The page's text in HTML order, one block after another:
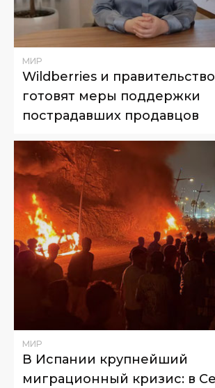
МИР
Wildberries и
готовят меры поддержки
пострадавших продавцов
МИР
В Испании крупнейший
миграционный кризис: в